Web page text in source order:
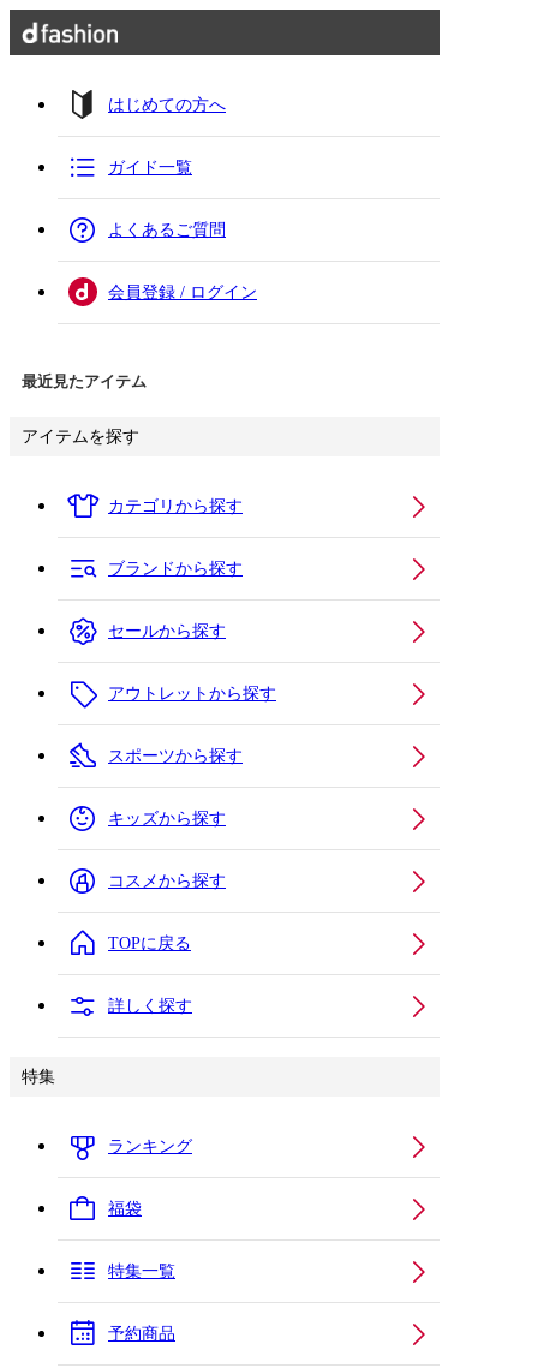
はじめての方へ
ガイド一覧
よくあるご質問
会員登録 / ログイン
最近見たアイテム
アイテムを探す
カテゴリから探す
ブランドから探す
セールから探す
アウトレットから探す
スポーツから探す
キッズから探す
コスメから探す
TOPに戻る
詳しく探す
特集
ランキング
福袋
特集一覧
予約商品